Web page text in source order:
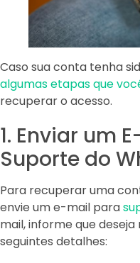
Caso sua conta tenha
algumas etapas que
recuperar o acesso.
1. Enviar um
Suporte do
Para recuperar uma
envie um e-mail para
mail, informe que
seguintes detalhes: